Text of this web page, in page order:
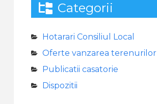
Categorii
Hotarari Consiliul Local
Oferte vanzarea terenurilor
Publicatii casatorie
Dispozitii